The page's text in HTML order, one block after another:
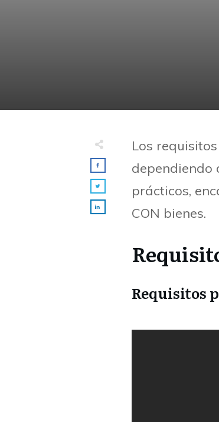
Los
dependiendo
prácticos,
CON bienes.
Requisitos